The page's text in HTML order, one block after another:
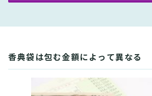
香典袋は包む金額によって異なる